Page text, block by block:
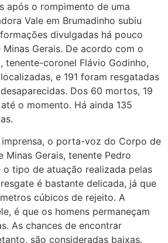
após o rompimento de uma
Vale em Brumadinho subiu
divulgadas há pouco
Gerais. De acordo com o
coronel Flávio Godinho,
e 191 foram resgatadas
Dos 60 mortos, 19
o momento. Há ainda 135
o porta-voz do Corpo de
Minas Gerais, tenente Pedro
o tipo de atuação realizada pelas
é bastante delicada, já que
cúbicos de rejeito. A
é que os homens permaneçam
As chances de encontrar
são consideradas baixas.